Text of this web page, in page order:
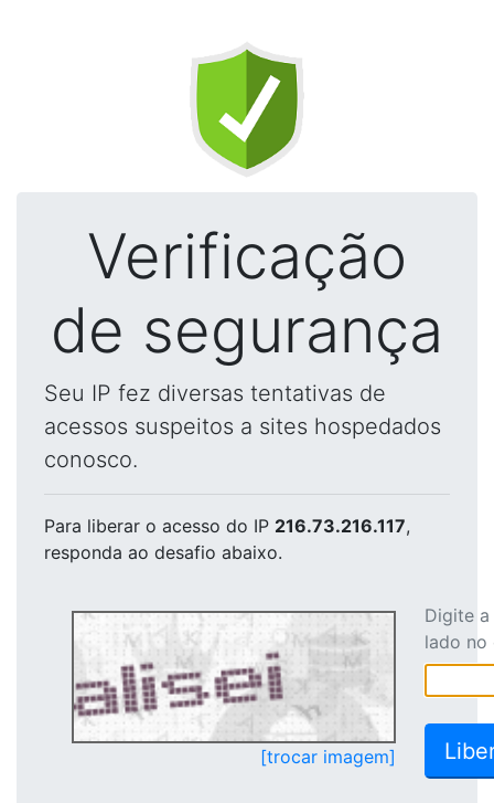
Verificação
de segurança
Seu IP fez diversas tentativas de
acessos suspeitos a sites hospedados
conosco.
Para liberar o acesso do IP 216.73.216.117,
responda ao desafio abaixo.
[trocar imagem]
Digite
lado no